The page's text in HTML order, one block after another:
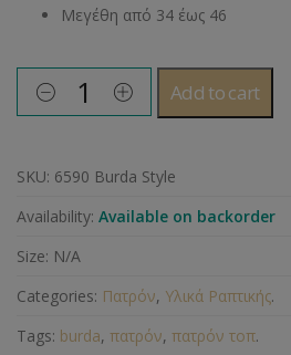
Μεγέθη από 34 έως 46
Add to cart
SKU: 6590 Burda Style
Availability: Available on backorder
Size: N/A
Categories: Πατρόν, Υλικά Ραπτικής.
Tags: burda, πατρόν, πατρόν τοπ.